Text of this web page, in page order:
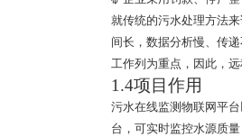
就传统的污水处理方法
间长，数据分析慢、传
工作列为重点，因此，
1.4项目作用
污水在线监测物联网平
台，可实时监控水源质